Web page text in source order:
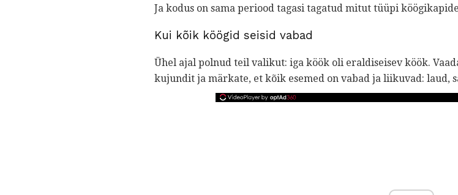
Ja kodus on sama periood tagasi tagatud mitut tüüpi
Kui kõik köögid seisid vabad
Ühel ajal polnud teil valikut: iga köök oli eraldiseisev köök.
kujundit ja märkate, et kõik esemed on vabad ja liikuvad: laud,